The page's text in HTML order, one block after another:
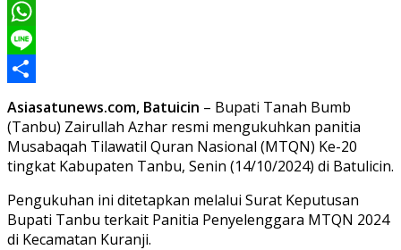
Email
WhatsApp
Line
Share
Asiasatunews.com, Batuicin – Bupati Tanah Bumb
(Tanbu) Zairullah Azhar resmi mengukuhkan panitia
Musabaqah Tilawatil Quran Nasional (MTQN) Ke-20
tingkat Kabupaten Tanbu, Senin (14/10/2024) di Batulicin.
Pengukuhan ini ditetapkan melalui Surat Keputusan
Bupati Tanbu terkait Panitia Penyelenggara MTQN 2024
di Kecamatan Kuranji.